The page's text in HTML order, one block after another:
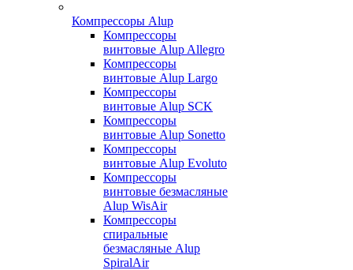
Компрессоры Alup
Компрессоры
винтовые Alup Allegro
Компрессоры
винтовые Alup Largo
Компрессоры
винтовые Alup SCK
Компрессоры
винтовые Alup Sonetto
Компрессоры
винтовые Alup Evoluto
Компрессоры
винтовые безмасляные
Alup WisAir
Компрессоры
спиральные
безмасляные Alup
SpiralAir